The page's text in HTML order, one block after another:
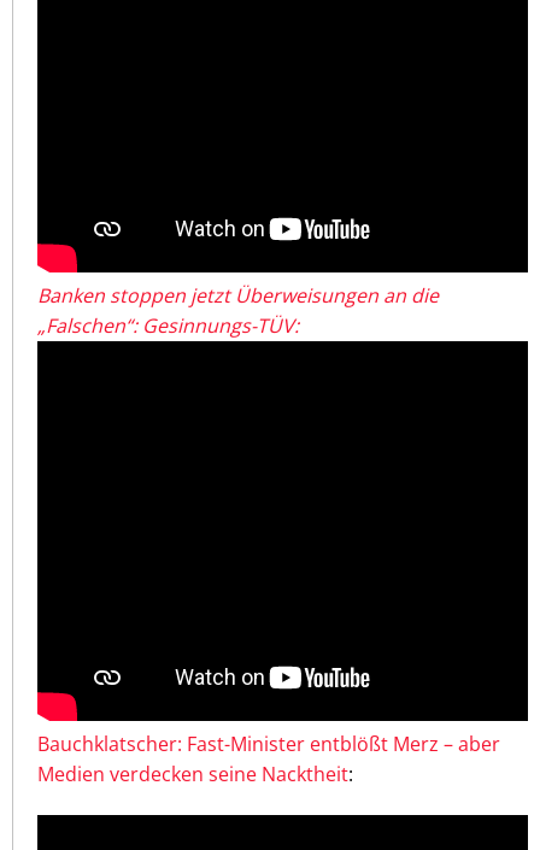
Banken stoppen jetzt Überweisungen an die
„Falschen“: Gesinnungs-TÜV:
Bauchklatscher: Fast-Minister entblößt Merz – aber
Medien verdecken seine Nacktheit: